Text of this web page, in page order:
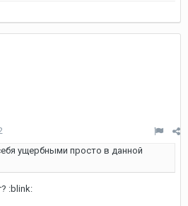
ущербными просто в данной
:blink: